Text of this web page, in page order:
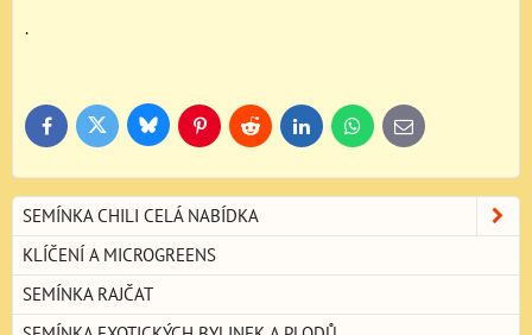
.
FacebookTwitter BlueskyPinterestReddit LinkedInWhatsApp
E-
mail
SEMÍNKA CHILI CELÁ NABÍDKA
KLÍČENÍ A MICROGREENS
SEMÍNKA RAJČAT